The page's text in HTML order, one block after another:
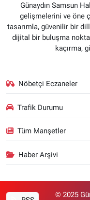
Günaydın Samsun
gelişmelerini ve öne
tasarımla, güvenilir bir
dijital bir buluşma
kaçırma,
Nöbetçi Eczaneler
Trafik Durumu
Tüm Manşetler
Haber Arşivi
© 2025